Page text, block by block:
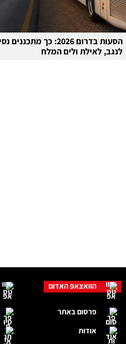
הסעות בדרום 2026: כך
לנגב, לאילת ולים המלח
הוואצאפ האדום
פרסום באתר
אודות